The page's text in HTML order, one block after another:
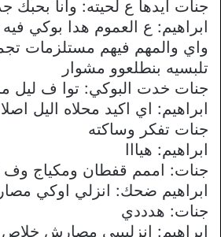
جنات ايدها ع لحيته: وانا بحبك
ابراهيم: ع العموم هدا بوكي
واي والمهم فيهم مستلزمات
تلبسيه بنطلعوو مشوار
جنات خدت البوكي: توا ف ليل
ابراهيم: اي اكيد محلاه اليل اصلا
جنات تفكر وساكته
ابراهيم: هيااا
جنات: اممم قفطان ومكياج وف
ابراهيم ضحك: انزلي اوكي
جنات: هدددي
ابراهيم: انزليييي مصارش خلاص